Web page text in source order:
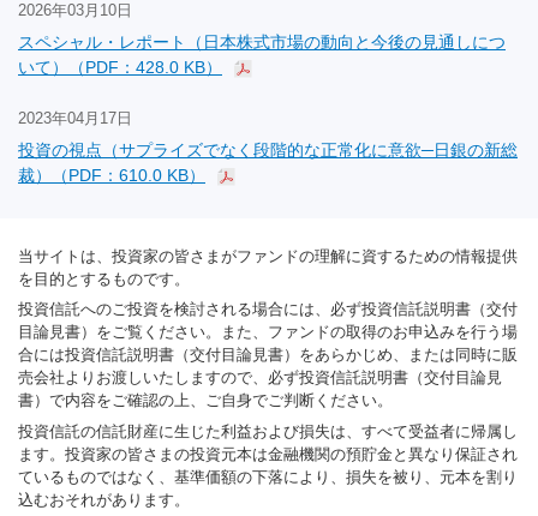
2026年03月10日
スペシャル・レポート（日本株式市場の動向と今後の見通しにつ
いて）（PDF：428.0 KB）
2023年04月17日
投資の視点（サプライズでなく段階的な正常化に意欲─日銀の新総
裁）（PDF：610.0 KB）
当サイトは、投資家の皆さまがファンドの理解に資するための情報提供
を目的とするものです。
投資信託へのご投資を検討される場合には、必ず投資信託説明書（交付
目論見書）をご覧ください。また、ファンドの取得のお申込みを行う場
合には投資信託説明書（交付目論見書）をあらかじめ、または同時に販
売会社よりお渡しいたしますので、必ず投資信託説明書（交付目論見
書）で内容をご確認の上、ご自身でご判断ください。
投資信託の信託財産に生じた利益および損失は、すべて受益者に帰属し
ます。投資家の皆さまの投資元本は金融機関の預貯金と異なり保証され
ているものではなく、基準価額の下落により、損失を被り、元本を割り
込むおそれがあります。